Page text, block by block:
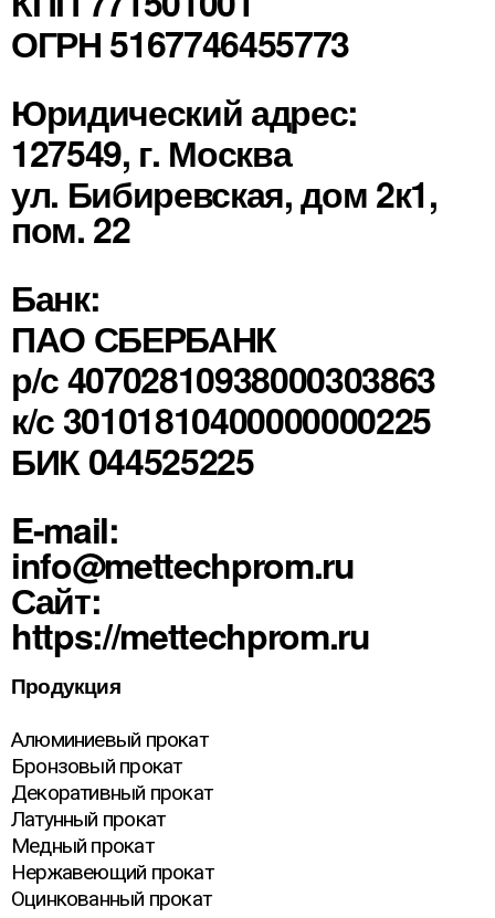
ОГРН 5167746455773
Юридический адрес:
127549, г. Москва
ул. Бибиревская, дом 2к1,
пом. 22
Банк:
ПАО СБЕРБАНК
р/с 40702810938000303863
к/с 30101810400000000225
БИК 044525225
E-mail:
info@mettechprom.ru
Сайт:
https://mettechprom.ru
Продукция
Алюминиевый прокат
Бронзовый прокат
Декоративный прокат
Латунный прокат
Медный прокат
Нержавеющий прокат
Оцинкованный прокат